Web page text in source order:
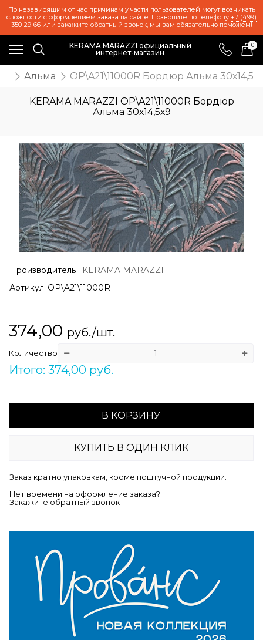
По независящим от нас причинам у части пользователей могут возникать
сложности с оформлением заказа на сайте. Позвоните по телефону +7 (499)
350-29-66или закажите обратный звонок, мы вам обязательно поможем!
KERAMA MARAZZI официальный
интернет-магазин
0
Альма OP\A21\11000R Бордюр Альма
KERAMA MARAZZI OP\A21\11000R Бордюр
Альма 30х14,5х9
Производитель : KERAMA MARAZZI
Артикул: OP\A21\11000R
374,00 руб./шт.
Количество
Итого: 374,00 руб.
В КОРЗИНУ
КУПИТЬ В ОДИН КЛИК
Заказ кратно упаковкам, кроме поштучной продукции.
Нет времени на оформление заказа?
Закажите обратный звонок